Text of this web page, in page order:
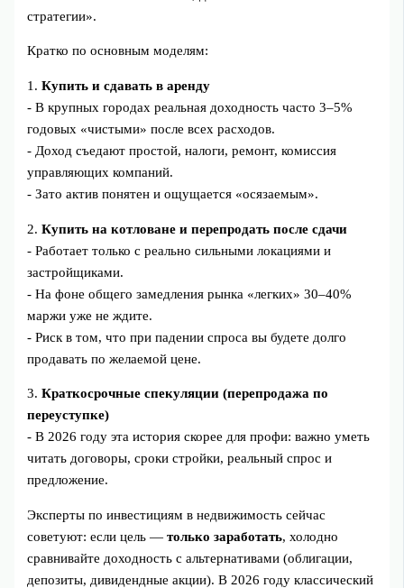
стратегии».
Кратко по основным моделям:
1.Купить и сдавать в аренду
- В крупных городах реальная доходность часто 3–5%
годовых «чистыми» после всех расходов.
- Доход съедают простой, налоги, ремонт, комиссия
управляющих компаний.
- Зато актив понятен и ощущается «осязаемым».
2.Купить на котловане и перепродать после сдачи
- Работает только с реально сильными локациями и
застройщиками.
- На фоне общего замедления рынка «легких» 30–40%
маржи уже не ждите.
- Риск в том, что при падении спроса вы будете долго
продавать по желаемой цене.
3.Краткосрочные спекуляции (перепродажа по
переуступке)
- В 2026 году эта история скорее для профи: важно уметь
читать договоры, сроки стройки, реальный спрос и
предложение.
Эксперты по инвестициям в недвижимость сейчас
советуют: если цель —только заработать, холодно
сравнивайте доходность с альтернативами (облигации,
депозиты, дивидендные акции). В 2026 году классический